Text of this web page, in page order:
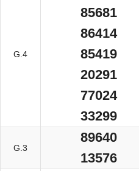
G.4
85681
86414
85419
20291
77024
33299
G.3
89640
13576